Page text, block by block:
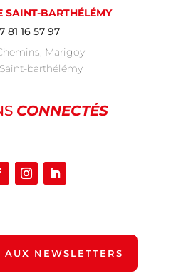
SAINT-BARTHÉLÉMY
81 16 57 97
Marigoy
barthélémy
CONNECTÉS
NEWSLETTERS